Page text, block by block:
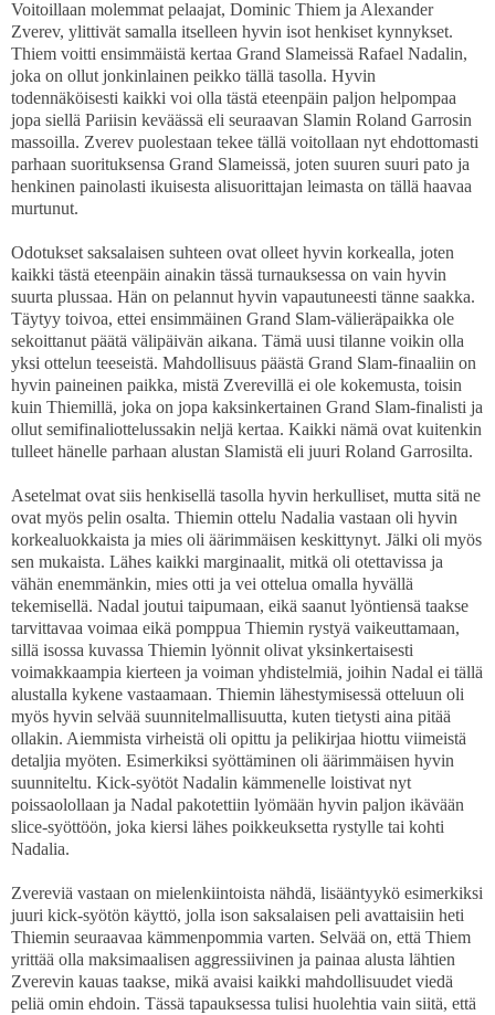
Voitoillaan molemmat pelaajat, Dominic Thiem ja Alexander
Zverev, ylittivät samalla itselleen hyvin isot henkiset kynnykset.
Thiem voitti ensimmäistä kertaa Grand Slameissä Rafael Nadalin,
joka on ollut jonkinlainen peikko tällä tasolla. Hyvin
todennäköisesti kaikki voi olla tästä eteenpäin paljon helpompaa
jopa siellä Pariisin keväässä eli seuraavan Slamin Roland Garrosin
massoilla. Zverev puolestaan tekee tällä voitollaan nyt ehdottomasti
parhaan suorituksensa Grand Slameissä, joten suuren suuri pato ja
henkinen painolasti ikuisesta alisuorittajan leimasta on tällä haavaa
murtunut.
Odotukset saksalaisen suhteen ovat olleet hyvin korkealla, joten
kaikki tästä eteenpäin ainakin tässä turnauksessa on vain hyvin
suurta plussaa. Hän on pelannut hyvin vapautuneesti tänne saakka.
Täytyy toivoa, ettei ensimmäinen Grand Slam-välieräpaikka ole
sekoittanut päätä välipäivän aikana. Tämä uusi tilanne voikin olla
yksi ottelun teeseistä. Mahdollisuus päästä Grand Slam-finaaliin on
hyvin paineinen paikka, mistä Zverevillä ei ole kokemusta, toisin
kuin Thiemillä, joka on jopa kaksinkertainen Grand Slam-finalisti ja
ollut semifinaliottelussakin neljä kertaa. Kaikki nämä ovat kuitenkin
tulleet hänelle parhaan alustan Slamistä eli juuri Roland Garrosilta.
Asetelmat ovat siis henkisellä tasolla hyvin herkulliset, mutta sitä ne
ovat myös pelin osalta. Thiemin ottelu Nadalia vastaan oli hyvin
korkealuokkaista ja mies oli äärimmäisen keskittynyt. Jälki oli myös
sen mukaista. Lähes kaikki marginaalit, mitkä oli otettavissa ja
vähän enemmänkin, mies otti ja vei ottelua omalla hyvällä
tekemisellä. Nadal joutui taipumaan, eikä saanut lyöntiensä taakse
tarvittavaa voimaa eikä pomppua Thiemin rystyä vaikeuttamaan,
sillä isossa kuvassa Thiemin lyönnit olivat yksinkertaisesti
voimakkaampia kierteen ja voiman yhdistelmiä, joihin Nadal ei tällä
alustalla kykene vastaamaan. Thiemin lähestymisessä otteluun oli
myös hyvin selvää suunnitelmallisuutta, kuten tietysti aina pitää
ollakin. Aiemmista virheistä oli opittu ja pelikirjaa hiottu viimeistä
detaljia myöten. Esimerkiksi syöttäminen oli äärimmäisen hyvin
suunniteltu. Kick-syötöt Nadalin kämmenelle loistivat nyt
poissaolollaan ja Nadal pakotettiin lyömään hyvin paljon ikävään
slice-syöttöön, joka kiersi lähes poikkeuksetta rystylle tai kohti
Nadalia.
Zvereviä vastaan on mielenkiintoista nähdä, lisääntyykö esimerkiksi
juuri kick-syötön käyttö, jolla ison saksalaisen peli avattaisiin heti
Thiemin seuraavaa kämmenpommia varten. Selvää on, että Thiem
yrittää olla maksimaalisen aggressiivinen ja painaa alusta lähtien
Zverevin kauas taakse, mikä avaisi kaikki mahdollisuudet viedä
peliä omin ehdoin. Tässä tapauksessa tulisi huolehtia vain siitä, että